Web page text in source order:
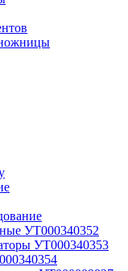
УТ000340352
УТ000340353